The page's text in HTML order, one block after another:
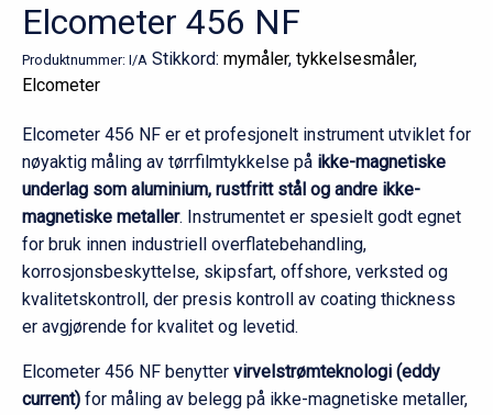
Elcometer 456 NF
Produktnummer: I/A Stikkord: mymåler, tykkelsesmåler,
Elcometer
Elcometer 456 NF er et profesjonelt instrument utviklet for
nøyaktig måling av tørrfilmtykkelse på ikke-magnetiske
underlag som aluminium, rustfritt stål og andre ikke-
magnetiske metaller. Instrumentet er spesielt godt egnet
for bruk innen industriell overflatebehandling,
korrosjonsbeskyttelse, skipsfart, offshore, verksted og
kvalitetskontroll, der presis kontroll av coating thickness
er avgjørende for kvalitet og levetid.
Elcometer 456 NF benytter virvelstrømteknologi (eddy
current) for måling av belegg på ikke-magnetiske metaller,